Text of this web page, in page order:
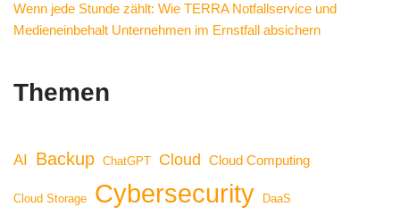
Wenn jede Stunde zählt: Wie TERRA Notfallservice und
Medieneinbehalt Unternehmen im Ernstfall absichern
Themen
AI Backup ChatGPT Cloud Cloud Computing
Cloud Storage Cybersecurity DaaS